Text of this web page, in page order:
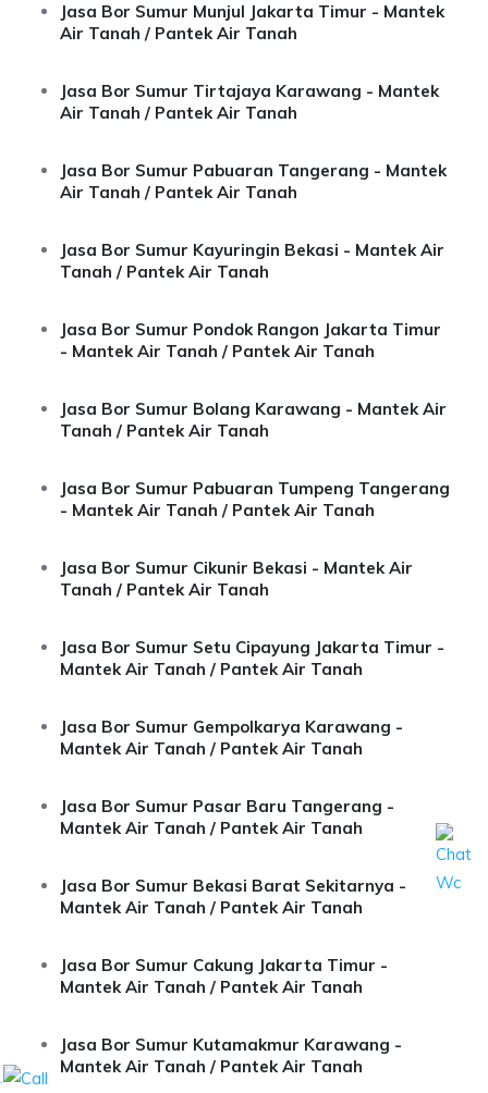
Jasa Bor Sumur Munjul Jakarta Timur - Mantek
Air Tanah / Pantek Air Tanah
Jasa Bor Sumur Tirtajaya Karawang - Mantek
Air Tanah / Pantek Air Tanah
Jasa Bor Sumur Pabuaran Tangerang - Mantek
Air Tanah / Pantek Air Tanah
Jasa Bor Sumur Kayuringin Bekasi - Mantek Air
Tanah / Pantek Air Tanah
Jasa Bor Sumur Pondok Rangon Jakarta Timur
- Mantek Air Tanah / Pantek Air Tanah
Jasa Bor Sumur Bolang Karawang - Mantek Air
Tanah / Pantek Air Tanah
Jasa Bor Sumur Pabuaran Tumpeng Tangerang
- Mantek Air Tanah / Pantek Air Tanah
Jasa Bor Sumur Cikunir Bekasi - Mantek Air
Tanah / Pantek Air Tanah
Jasa Bor Sumur Setu Cipayung Jakarta Timur -
Mantek Air Tanah / Pantek Air Tanah
Jasa Bor Sumur Gempolkarya Karawang -
Mantek Air Tanah / Pantek Air Tanah
Jasa Bor Sumur Pasar Baru Tangerang -
Mantek Air Tanah / Pantek Air Tanah
Jasa Bor Sumur Bekasi Barat Sekitarnya -
Mantek Air Tanah / Pantek Air Tanah
Jasa Bor Sumur Cakung Jakarta Timur -
Mantek Air Tanah / Pantek Air Tanah
Jasa Bor Sumur Kutamakmur Karawang -
Mantek Air Tanah / Pantek Air Tanah